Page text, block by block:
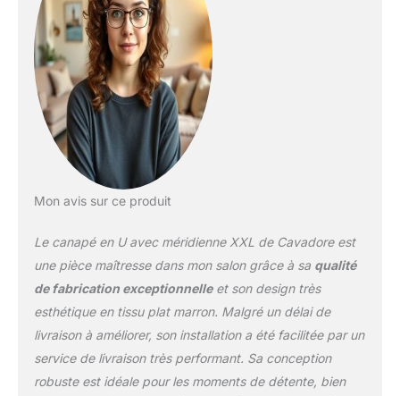
grâce au noyau à
ressorts sur la
suspension à ressorts
Nosag et au
rembourrage respirant
Revêtement Soft Clean
(tissu plat) Olympia ;
couleur : expresso
chiens) – les taches
avec de l’eau Disposition
libre dans la pièce ; dim :
329 x 82-99 x 224 cm (l
x H x P) ; P assise : 55
cm ; H assise : 41 cm ; l
assise : 256 cm ; surf
couchage : 256 x 124
Mon avis sur ce produit
Le canapé en U avec méridienne XXL de Cavadore est
une pièce maîtresse dans mon salon grâce à sa qualité
de fabrication exceptionnelleet son design très
esthétique en tissu plat marron. Malgré un délai de
livraison à améliorer, son installation a été facilitée par un
service de livraison très performant. Sa conception
robuste est idéale pour les moments de détente, bien